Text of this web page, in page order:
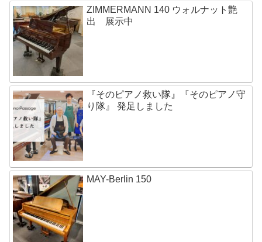
ZIMMERMANN 140 ウォルナット艶
出 展示中
『そのピアノ救い隊』『そのピアノ守
り隊』 発足しました
MAY-Berlin 150